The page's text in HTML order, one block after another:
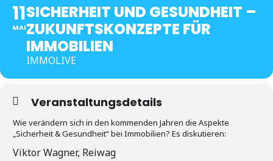
11
MAI
SICHERHEIT UND GESUNDHEIT –
ZUKUNFTSKONZEPTE FÜR
IMMOBILIEN
IMMOLIVE
Veranstaltungsdetails
Wie verändern sich in den kommenden Jahren die Aspekte
„Sicherheit & Gesundheit“ bei Immobilien? Es diskutieren:
Viktor Wagner, Reiwag